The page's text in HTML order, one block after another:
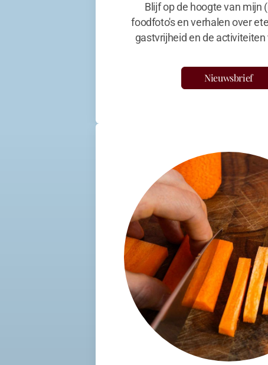
Blijf op de hoogte van mijn
foodfoto's en verhalen over
gastvrijheid en de activiteiten
Nieuwsbrief